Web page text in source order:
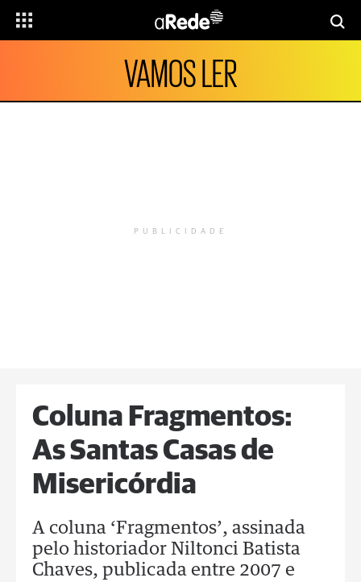
VAMOS LER
PUBLICIDADE
Coluna Fragmentos:
As Santas Casas de
Misericórdia
A coluna ‘Fragmentos’, assinada
pelo historiador Niltonci Batista
Chaves, publicada entre 2007 e